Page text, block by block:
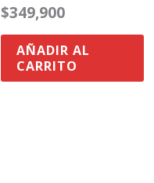
$349,900
AÑADIR AL
CARRITO